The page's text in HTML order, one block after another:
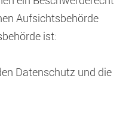
Aufsichtsbehörde
ist:
Datenschutz und die